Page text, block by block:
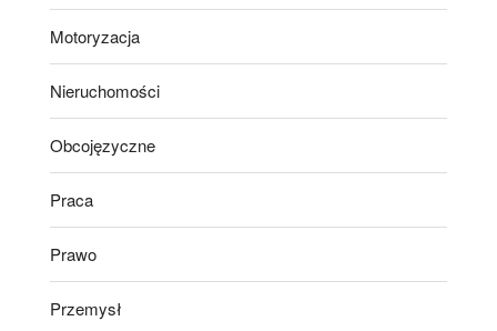
Motoryzacja
Nieruchomości
Obcojęzyczne
Praca
Prawo
Przemysł